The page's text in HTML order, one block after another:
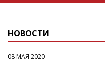
НОВОСТИ
08 МАЯ 2020